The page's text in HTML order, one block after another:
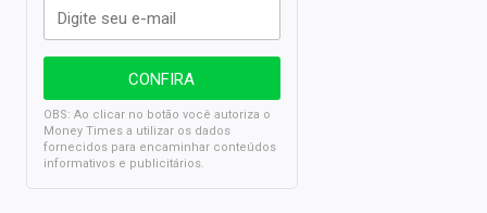
OBS: Ao clicar no botão você autoriza o
Money Times a utilizar os dados
fornecidos para encaminhar conteúdos
informativos e publicitários.